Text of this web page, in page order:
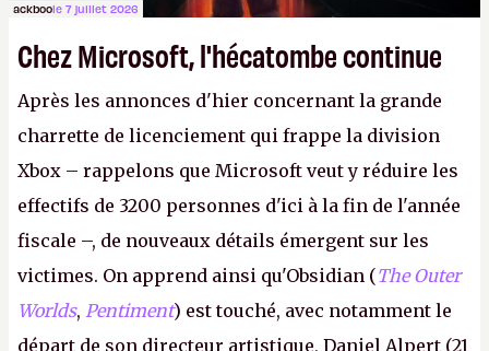
ackboole 7 juillet 2026
Chez Microsoft, l'hécatombe continue
Après les annonces d'hier concernant la grande
charrette de licenciement qui frappe la division
Xbox – rappelons que Microsoft veut y réduire les
effectifs de 3200 personnes d'ici à la fin de l'année
fiscale –, de nouveaux détails émergent sur les
victimes. On apprend ainsi qu'Obsidian (The Outer
Worlds, Pentiment) est touché, avec notamment le
départ de son directeur artistique, Daniel Alpert (21